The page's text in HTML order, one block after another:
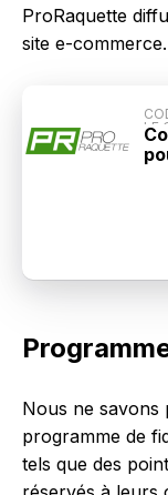
ProRaquette
site e-commerce.
LE
Nous ne savons
programme de
tels que des